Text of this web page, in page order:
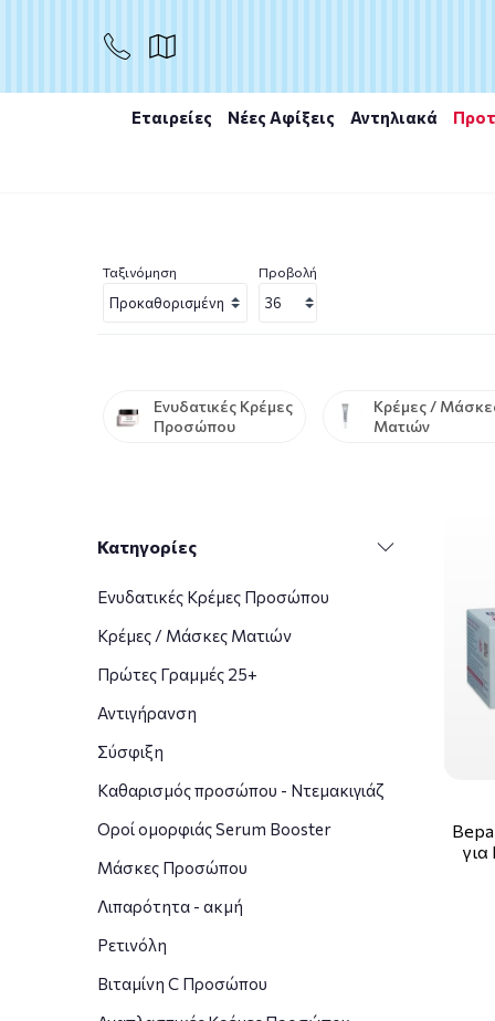
Εταιρείες Νέες Αφίξεις Αντηλιακά
Ταξινόμηση Προβολή
Ενυδατικές Κρέμες
Προσώπου
Κρέμες /
Ματιών
Κατηγορίες
Ενυδατικές Κρέμες Προσώπου
Κρέμες / Μάσκες Ματιών
Πρώτες Γραμμές 25+
Αντιγήρανση
Σύσφιξη
Καθαρισμός προσώπου - Ντεμακιγιάζ
Οροί ομορφιάς Serum Booster
Μάσκες Προσώπου
Λιπαρότητα - ακμή
Ρετινόλη
Βιταμίνη C Προσώπου